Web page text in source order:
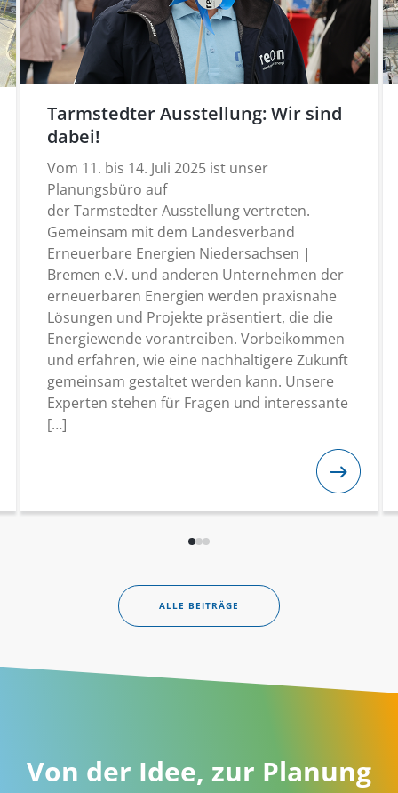
Tarmstedter Ausstellung: Wir sind
dabei!
Vom 11. bis 14. Juli 2025 ist unser
Planungsbüro auf
der Tarmstedter Ausstellung vertreten.
Gemeinsam mit dem Landesverband
Erneuerbare Energien Niedersachsen |
Bremen e.V. und anderen Unternehmen der
erneuerbaren Energien werden praxisnahe
Lösungen und Projekte präsentiert, die die
Energiewende vorantreiben. Vorbeikommen
und erfahren, wie eine nachhaltigere Zukunft
gemeinsam gestaltet werden kann. Unsere
Experten stehen für Fragen und interessante
[…]
ALLE BEITRÄGE
Von der Idee, zur Planung